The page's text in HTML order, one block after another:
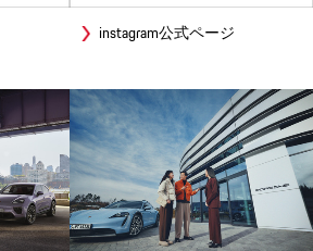
instagram公式ページ